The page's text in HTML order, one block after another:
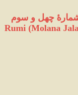
چهل و سوم
Rumi (Molana